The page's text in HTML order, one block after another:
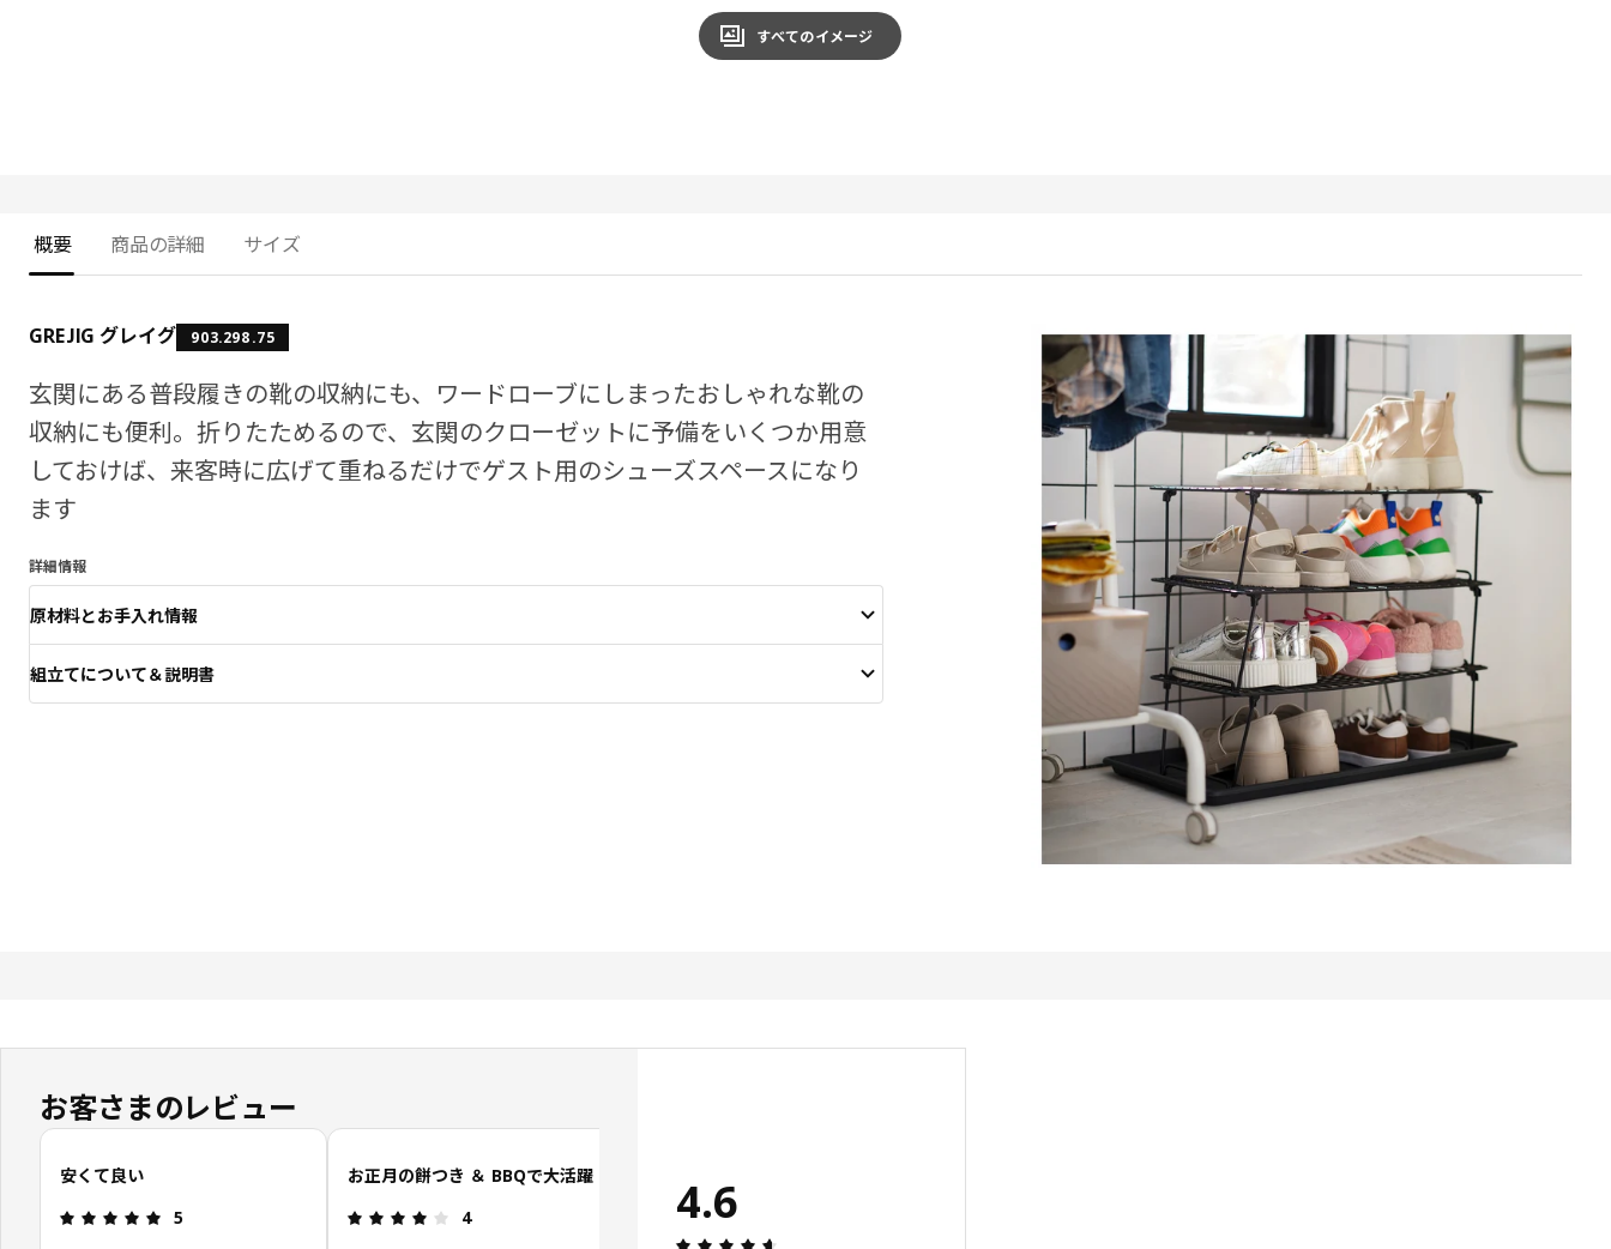
すべてのイメージ
概要 商品の詳細 サイズ
GREJIG グレイグ 903.298.75
玄関にある普段履きの靴の収納にも、ワードローブにしまったおしゃれな靴の
収納にも便利。折りたためるので、玄関のクローゼットに予備をいくつか用意
しておけば、来客時に広げて重ねるだけでゲスト用のシューズスペースになり
ます
詳細情報
原材料とお手入れ情報
組立てについて＆説明書
お客さまのレビュー
お客さまレビューをスキップ
安くて良い
レビュー: 5 5 星の数
5
お正月の餅つき ＆ BBQで大活躍
レビュー: 4 5 星の数
4 4.6